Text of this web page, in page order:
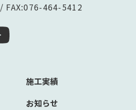
/ FAX:076-464-5412
施工実績
お知らせ